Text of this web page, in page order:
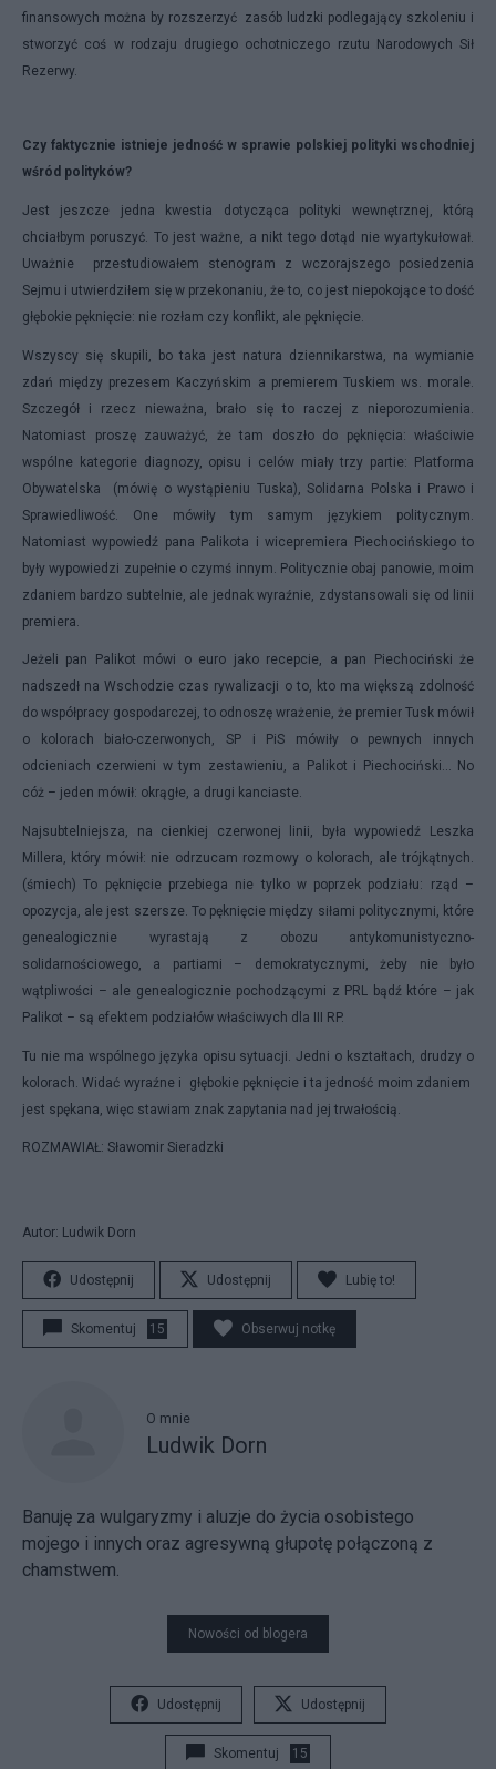
finansowych można by rozszerzyć zasób ludzki podlegający szkoleniu i
stworzyć coś w rodzaju drugiego ochotniczego rzutu Narodowych Sił
Rezerwy.
Czy faktycznie istnieje jedność w sprawie polskiej polityki wschodniej
wśród polityków?
Jest jeszcze jedna kwestia dotycząca polityki wewnętrznej, którą
chciałbym poruszyć. To jest ważne, a nikt tego dotąd nie wyartykułował.
Uważnie przestudiowałem stenogram z wczorajszego posiedzenia
Sejmu i utwierdziłem się w przekonaniu, że to, co jest niepokojące to dość
głębokie pęknięcie: nie rozłam czy konflikt, ale pęknięcie.
Wszyscy się skupili, bo taka jest natura dziennikarstwa, na wymianie
zdań między prezesem Kaczyńskim a premierem Tuskiem ws. morale.
Szczegół i rzecz nieważna, brało się to raczej z nieporozumienia.
Natomiast proszę zauważyć, że tam doszło do pęknięcia: właściwie
wspólne kategorie diagnozy, opisu i celów miały trzy partie: Platforma
Obywatelska (mówię o wystąpieniu Tuska), Solidarna Polska i Prawo i
Sprawiedliwość. One mówiły tym samym językiem politycznym.
Natomiast wypowiedź pana Palikota i wicepremiera Piechocińskiego to
były wypowiedzi zupełnie o czymś innym. Politycznie obaj panowie, moim
zdaniem bardzo subtelnie, ale jednak wyraźnie, zdystansowali się od linii
premiera
Jeżeli pan Palikot mówi o euro jako recepcie, a pan Piechociński że
nadszedł na Wschodzie czas rywalizacji o to, kto ma większą zdolność
do współpracy gospodarczej, to odnoszę wrażenie, że premier Tusk mówił
o kolorach biało-czerwonych, SP i PiS mówiły o pewnych innych
odcieniach czerwieni w tym zestawieniu, a Palikot i Piechociński... No
cóż – jeden mówił: okrągłe, a drugi kanciaste.
Najsubtelniejsza, na cienkiej czerwonej linii, była wypowiedź Leszka
Millera, który mówił: nie odrzucam rozmowy o kolorach, ale trójkątnych.
(śmiech) To pęknięcie przebiega nie tylko w poprzek podziału: rząd –
opozycja, ale jest szersze. To pęknięcie między siłami politycznymi, które
genealogicznie wyrastają z obozu antykomunistyczno-
solidarnościowego, a partiami – demokratycznymi, żeby nie było
wątpliwości – ale genealogicznie pochodzącymi z PRL bądź które – jak
Palikot – są efektem podziałów właściwych dla III RP.
Tu nie ma wspólnego języka opisu sytuacji. Jedni o kształtach, drudzy o
kolorach. Widać wyraźne i głębokie pęknięcie i ta jedność moim zdaniem
jest spękana, więc stawiam znak zapytania nad jej trwałością.
ROZMAWIAŁ: Sławomir Sieradzki
Autor: Ludwik Dorn
Udostępnij Udostępnij Lubię to!
Skomentuj 15 Obserwuj notkę
O mnie
Ludwik Dorn
Banuję za wulgaryzmy i aluzje do życia osobistego
mojego i innych oraz agresywną głupotę połączoną z
chamstwem.
Nowości od blogera
Udostępnij Udostępnij
Skomentuj 15